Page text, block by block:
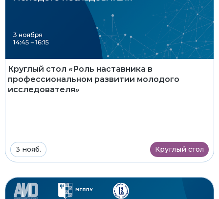
Круглый стол «Роль наставника в
профессиональном развитии молодого
исследователя»
3 нояб. Круглый стол